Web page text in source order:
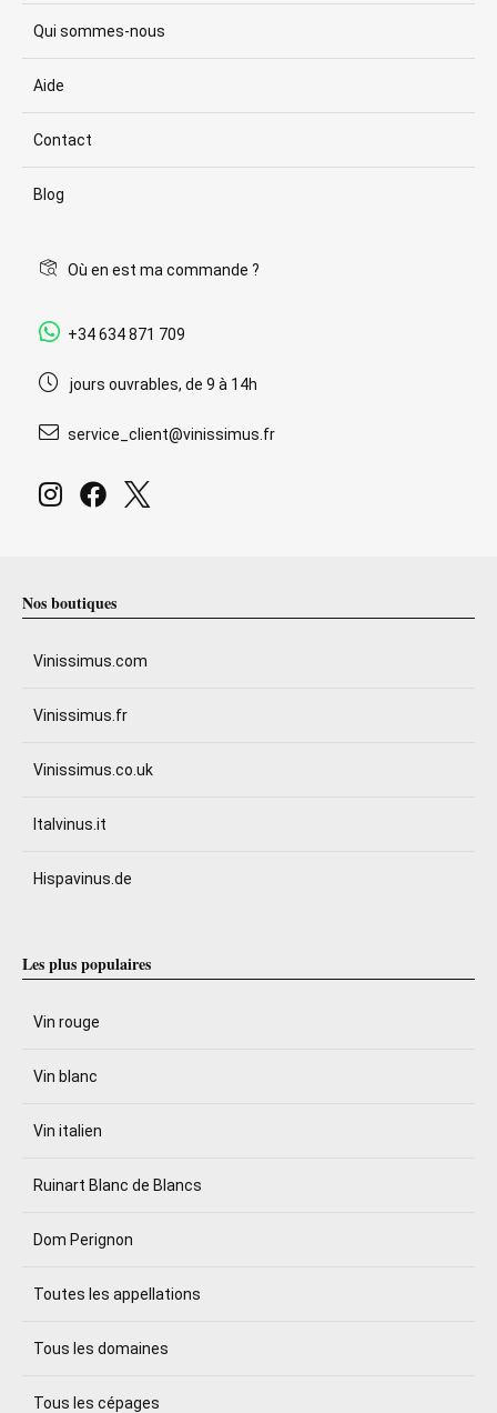
Qui sommes-nous
Aide
Contact
Blog
Où en est ma commande ?
+34 634 871 709
jours ouvrables, de 9 à 14h
service_client@vinissimus.fr
Nos boutiques
Vinissimus.com
Vinissimus.fr
Vinissimus.co.uk
Italvinus.it
Hispavinus.de
Les plus populaires
Vin rouge
Vin blanc
Vin italien
Ruinart Blanc de Blancs
Dom Perignon
Toutes les appellations
Tous les domaines
Tous les cépages